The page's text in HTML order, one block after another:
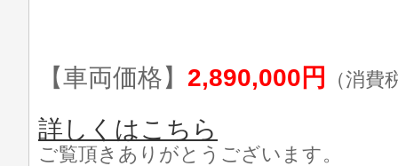
【車両価格】 2,890,000円 （消費
詳しくはこちら
ご覧頂きありがとうございます。